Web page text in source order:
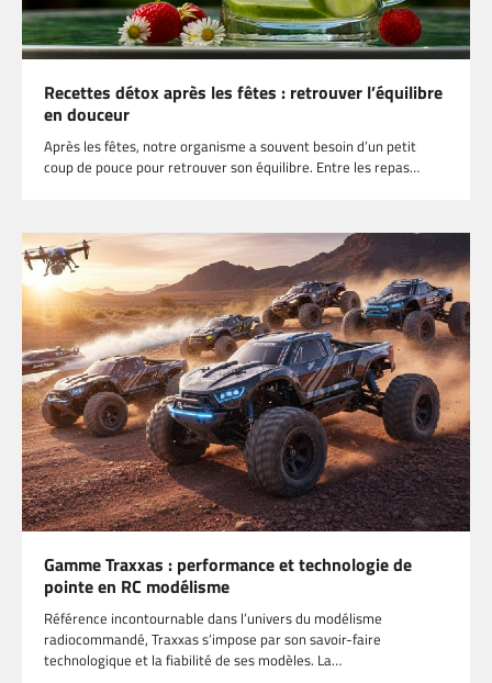
Recettes détox après les fêtes : retrouver l’équilibre
en douceur
Après les fêtes, notre organisme a souvent besoin d’un petit
coup de pouce pour retrouver son équilibre. Entre les repas…
Gamme Traxxas : performance et technologie de
pointe en RC modélisme
Référence incontournable dans l’univers du modélisme
radiocommandé, Traxxas s’impose par son savoir-faire
technologique et la fiabilité de ses modèles. La…